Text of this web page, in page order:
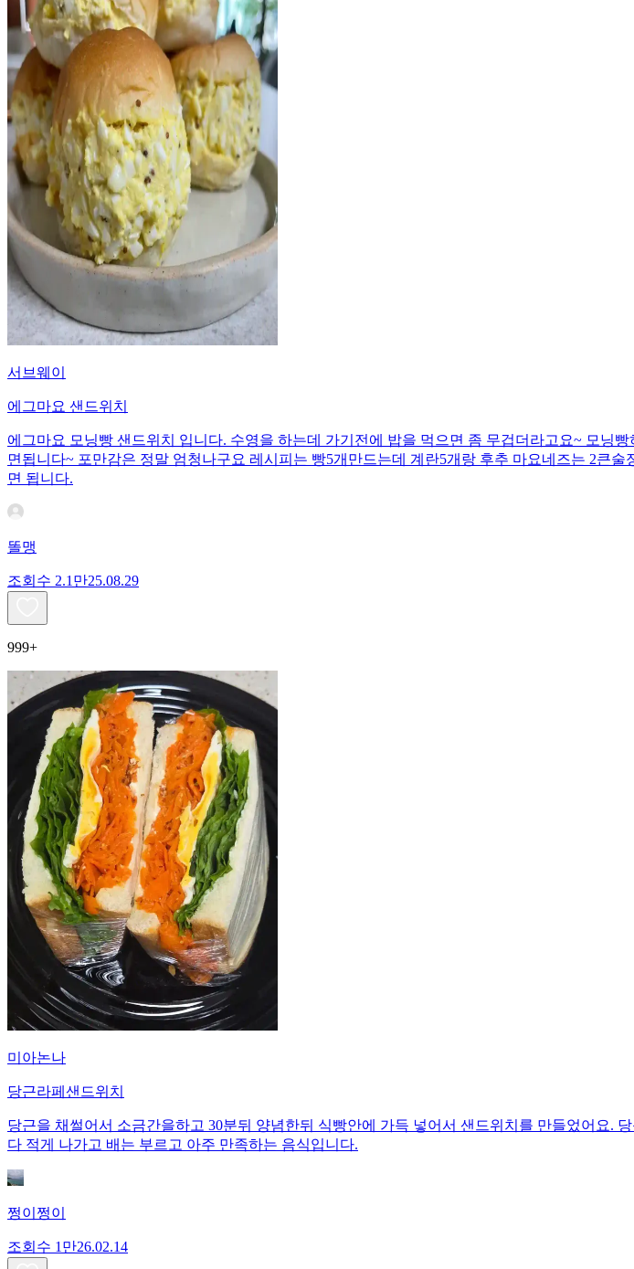
서브웨이
에그마요 샌드위치
에그마요 모닝빵 샌드위치 입니다. 수영을 하는데 가기전에 밥을 먹으면 좀 무겁더라고요~ 모닝
면됩니다~ 포만감은 정말 엄청나구요 레시피는 빵5개만드는데 계란5개랑 후추 마요네즈는 2큰
면 됩니다.
똘맹
조회수 2.1만25.08.29
999+
미아논나
당근라페샌드위치
당근을 채썰어서 소금간을하고 30분뒤 양념한뒤 식빵안에 가득 넣어서 샌드위치를 만들었어요.
다 적게 나가고 배는 부르고 아주 만족하는 음식입니다.
쩡이쩡이
조회수 1만26.02.14